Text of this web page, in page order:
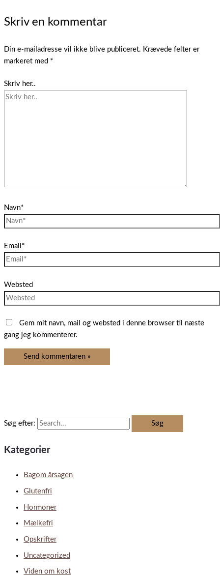
Skriv en kommentar
Din e-mailadresse vil ikke blive publiceret. Krævede felter er
markeret med *
Skriv her..
Navn*
Email*
Websted
Gem mit navn, mail og websted i denne browser til næste
gang jeg kommenterer.
Søg efter:
Kategorier
Bagom årsagen
Glutenfri
Hormoner
Mælkefri
Opskrifter
Uncategorized
Viden om kost